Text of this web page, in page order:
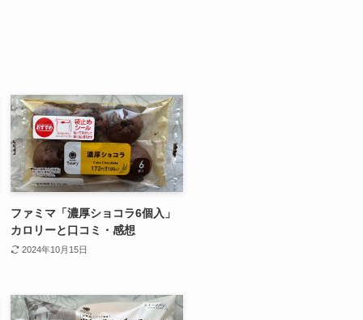
ファミマ「濃厚ショコラ6個入」
カロリーと口コミ・感想
2024年10月15日